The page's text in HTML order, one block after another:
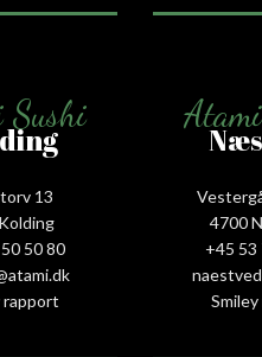
Sushi
13
50 80
rapport
4700
+45 53